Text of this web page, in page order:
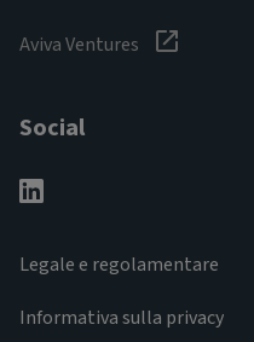
Aviva Ventures
Social
Legale e regolamentare
Informativa sulla privacy